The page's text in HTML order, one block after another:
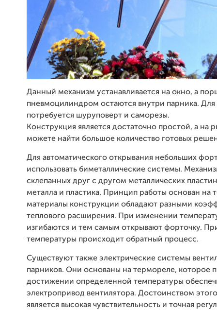
Данный механизм устанавливается на окно, а
пневмоцилиндром остаются внутри парника.
потребуется шуруповерт и саморезы.
Конструкция является достаточно простой, а на
можете найти большое количество готовых
Для автоматического открывания небольших
использовать биметаллические системы.
склепанных друг с другом металлических
металла и пластика. Принцип работы основан на
материалы конструкции обладают разными
теплового расширения. При изменении
изгибаются и тем самым открывают форточку.
температуры происходит обратный процесс.
Существуют также электрические системы
парников. Они основаны на термореле, которое
достижении определенной температуры
электропривод вентилятора. Достоинством
является высокая чувствительность и точная